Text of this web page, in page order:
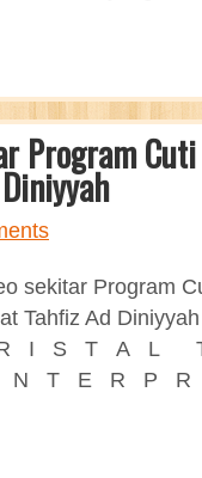
Program
sekitar Program
Tahfiz Ad Diniyyah
I S T A L
N T E R P R